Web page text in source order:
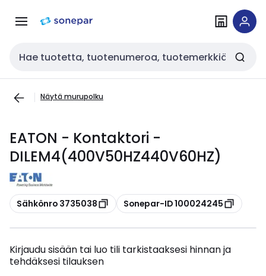
navigointiinsisältöön
Haku
Näytä murupolku
EATON - Kontaktori -
DILEM4(400V50HZ440V60HZ)
Kopioi
Sähkönro 3735038 Kopioi
Sonepar-ID 100024245
Kirjaudu sisään tai luo tili tarkistaaksesi hinnan ja
tehdäksesi tilauksen